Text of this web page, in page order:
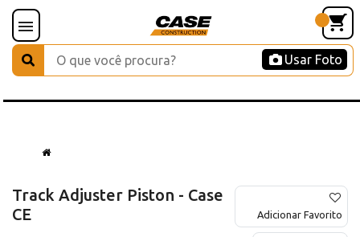
Usar Foto
Track Adjuster Piston - Case
CE
Adicionar Favorito